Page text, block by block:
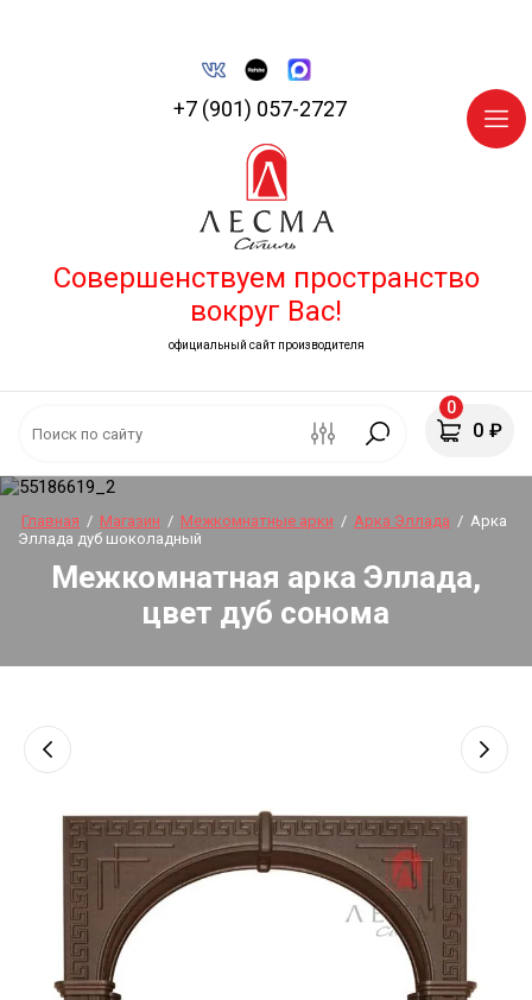
+7 (901) 057-2727
Совершенствуем пространство
вокруг Вас!
официальный сайт производителя
0
0 ₽
Главная / Магазин / Межкомнатные арки / Арка Эллада / Арка
Эллада дуб шоколадный
Межкомнатная арка Эллада,
цвет дуб сонома